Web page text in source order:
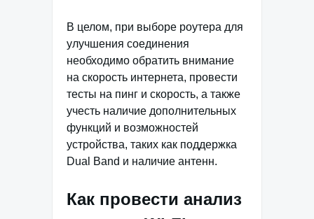
В целом, при выборе роутера для
улучшения соединения
необходимо обратить внимание
на скорость интернета, провести
тесты на пинг и скорость, а также
учесть наличие дополнительных
функций и возможностей
устройства, таких как поддержка
Dual Band и наличие антенн.
Как провести анализ